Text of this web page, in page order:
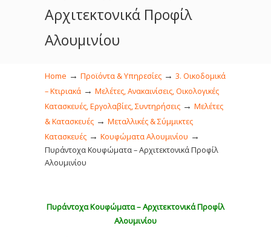
Αρχιτεκτονικά Προφίλ
Αλουμινίου
Home → Προϊόντα & Υπηρεσίες → 3. Οικοδομικά
– Κτιριακά → Μελέτες, Ανακαινίσεις, Οικολογικές
Κατασκευές, Εργολαβίες, Συντηρήσεις → Μελέτες
& Κατασκευές → Μεταλλικές & Σύμμικτες
Κατασκευές → Κουφώματα Αλουμινίου →
Πυράντοχα Κουφώματα – Αρχιτεκτονικά Προφίλ
Αλουμινίου
Πυράντοχα Κουφώματα – Αρχιτεκτονικά Προφίλ
Αλουμινίου